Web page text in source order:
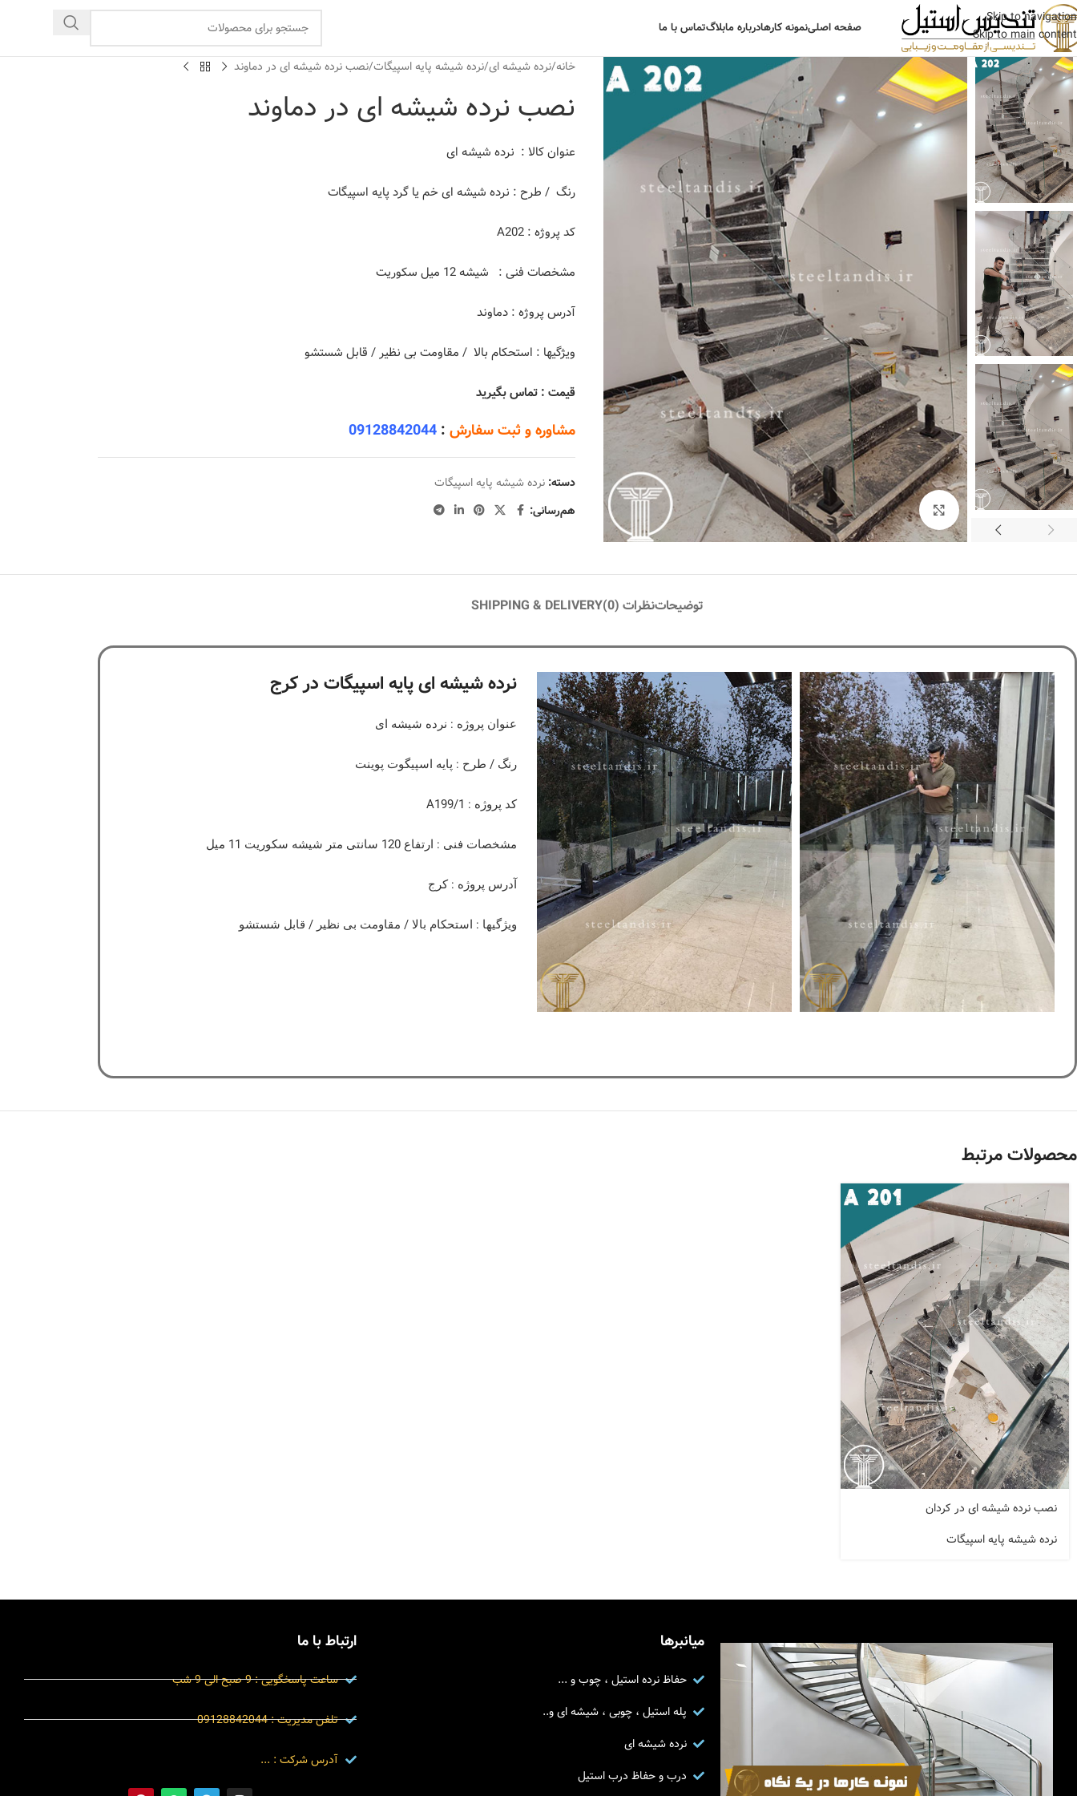
Skip to navigation
Skip to main content
صفحه اصلینمونه کارهادرباره مابلاگتماس با ما
برای بزرگنمایی کلیک کنید
خانه نرده شیشه ای نرده شیشه پایه اسپیگات نصب نرده شیشه ای در دماوند
نصب نرده شیشه ای در دماوند
عنوان کالا : نرده شیشه ای
رنگ / طرح : نرده شیشه ای خم یا گرد پایه اسپیگات
کد پروژه : A202
مشخصات فنی : شیشه 12 میل سکوریت
آدرس پروژه : دماوند
ویژگیها : استحکام بالا / مقاومت بی نظیر / قابل شستشو
قیمت : تماس بگیرید
مشاوره و ثبت سفارش:
09128842044
دسته: نرده شیشه پایه اسپیگات
هم‌رسانی:
توضیحاتنظرات (0) SHIPPING & DELIVERY
نرده شیشه ای پایه اسپیگات در کرج
عنوان پروژه : نرده شیشه ای
رنگ / طرح : پایه اسپیگوت پوینت
کد پروژه : A199/1
مشخصات فنی : ارتفاع 120 سانتی متر شیشه سکوریت 11 میل
آدرس پروژه : کرج
ویژگیها : استحکام بالا / مقاومت بی نظیر / قابل شستشو
محصولات مرتبط
نصب نرده شیشه ای در کردان
نرده شیشه پایه اسپیگات
میانبرها
حفاظ نرده استیل ، چوب و ...
پله استیل ، چوبی ، شیشه ای و..
نرده شیشه ای
درب و حفاظ درب استیل
ارتباط با ما
ساعت پاسخگویی : 9 صبح الی 9 شب
تلفن مدیریت : 09128842044
آدرس شرکت : ...